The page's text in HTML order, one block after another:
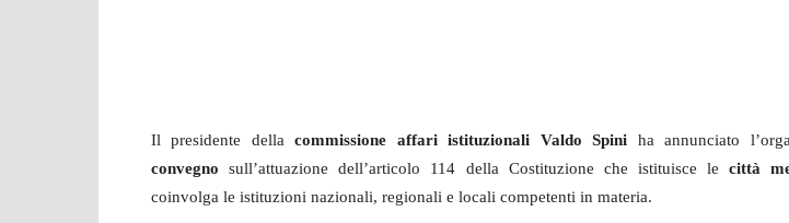
Il presidente dellacommissione affari istituzionali Valdo Spini ha annunciato
convegnosull’attuazione dell’articolo 114 della Costituzione che istituisce le città
coinvolga le istituzioni nazionali, regionali e locali competenti in materia.